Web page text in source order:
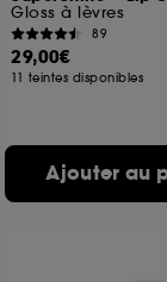
Gloss à lèvres
89
29,00€
11 teintes disponibles
Ajouter au